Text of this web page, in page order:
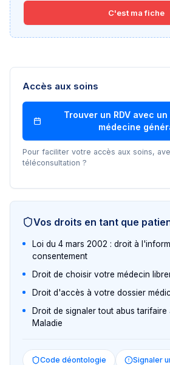
C'est ma fiche
Accès aux soins
Trouver un RDV avec un
médecine
Pour faciliter votre accès aux soins,
téléconsultation ?
Vos droits en tant que
Loi du 4 mars 2002 : droit à
consentement
Droit de choisir votre médecin
Droit d'accès à votre dossier
Droit de signaler tout abus tarifaire
Maladie
Code déontologie Signaler